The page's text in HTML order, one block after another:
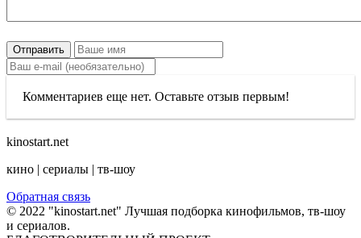
Отправить
Комментариев еще нет. Оставьте отзыв первым!
kinostart.net
кино | сериалы | тв-шоу
Обратная связь
© 2022 "kinostart.net" Лучшая подборка кинофильмов, тв-шоу
и сериалов.